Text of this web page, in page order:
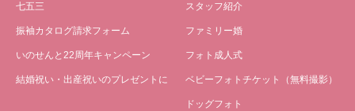
七五三
振袖カタログ請求フォーム
いのせんと22周年キャンペーン
結婚祝い・出産祝いのプレゼントに
スタッフ紹介
ファミリー婚
フォト成人式
ベビーフォトチケット（無料撮影）
ドッグフォト